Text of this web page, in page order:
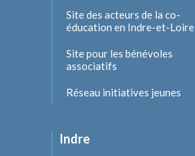
Site des acteurs de la co-
éducation en Indre-et-Loire
Site pour les bénévoles
associatifs
Réseau initiatives jeunes
Indre